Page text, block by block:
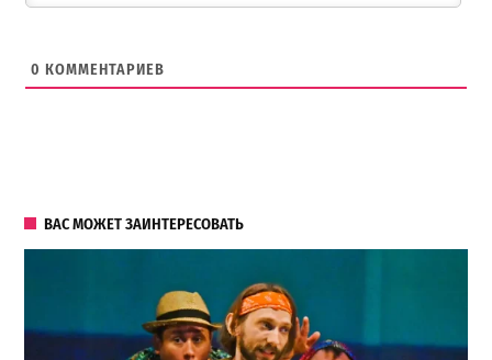
0 КОММЕНТАРИЕВ
ВАС МОЖЕТ ЗАИНТЕРЕСОВАТЬ